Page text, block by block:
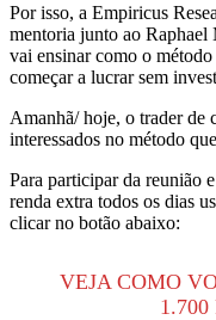
Por isso, a Empiricus
mentoria junto ao Raphael
vai ensinar como o
começar a lucrar sem
Amanhã/ hoje, o trader de
interessados no método
Para participar da reunião
renda extra todos os dias
clicar no botão abaixo:
VEJA COMO